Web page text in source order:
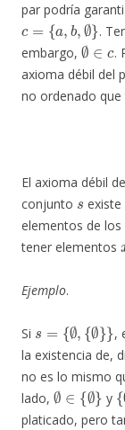
par podría
c= a,b,∅ }
.
embargo,
∅∈ c
.
axioma débil del
no ordenado
El axioma débil
conjunto
s
elementos de
tener elementos
Ejemplo.
Si
∅,{ ∅}}
,
la existencia de,
no es lo mismo
lado,
∅ ∈{∅}
y
{
platicado, pero